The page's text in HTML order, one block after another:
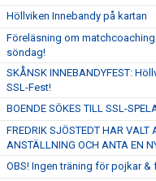
Höllviken Innebandy på kartan
Föreläsning om
söndag!
SKÅNSK INNEBANDYFEST:
SSL-Fest!
BOENDE SÖKES TILL SSL-
FREDRIK SJÖSTEDT HAR VALT
ANSTÄLLNING OCH ANTA EN
OBS! Ingen träning för pojkar